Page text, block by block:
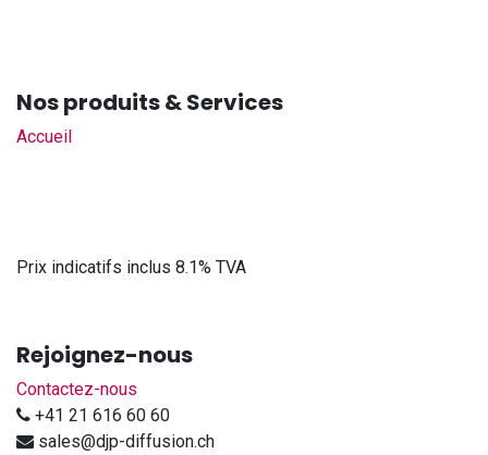
Nos produits & Services
Accueil
Prix indicatifs inclus 8.1% TVA
Rejoignez-nous
Contactez-nous
+41 21 616 60 60
sales@djp-diffusion.ch